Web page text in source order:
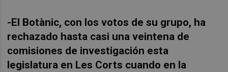
-El Botànic, con los votos de su grupo, ha
rechazado hasta casi una veintena de
comisiones de investigación esta
legislatura en Les Corts cuando en la